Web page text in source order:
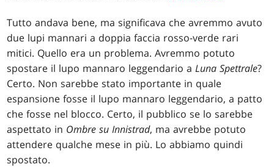
Tutto andava bene, ma significava che avremmo avuto
due lupi mannari a doppia faccia rosso-verde rari
mitici. Quello era un problema. Avremmo potuto
spostare il lupo mannaro leggendario aLuna Spettrale?
Certo. Non sarebbe stato importante in quale
espansione fosse il lupo mannaro leggendario, a patto
che fosse nel blocco. Certo, il pubblico se lo sarebbe
aspettato in Ombre su Innistrad, ma avrebbe potuto
attendere qualche mese in più. Lo abbiamo quindi
spostato.